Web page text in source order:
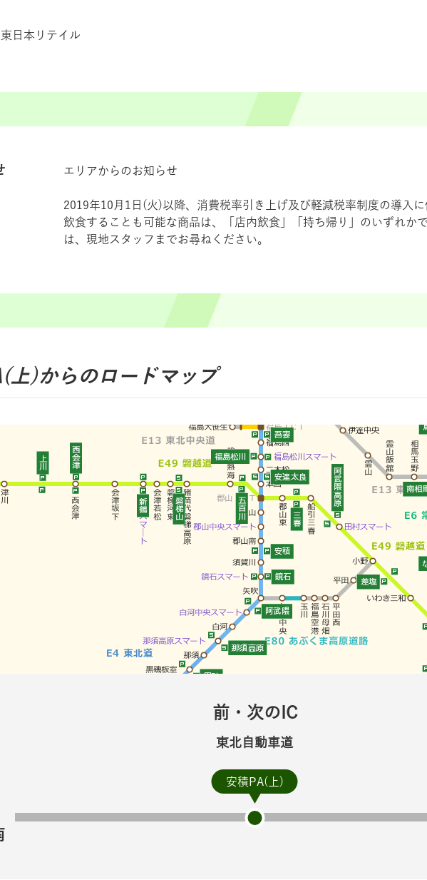
日本リテイル
エリアからのお知らせ
2019年10月1日(火)以降、消費税率引き上げ及び軽減税率制度の導入
飲食することも可能な商品は、「店内飲食」「持ち帰り」のいずれか
は、現地スタッフまでお尋ねください。
上)からのロードマップ
前・次のIC
東北自動車道
安積PA(上)